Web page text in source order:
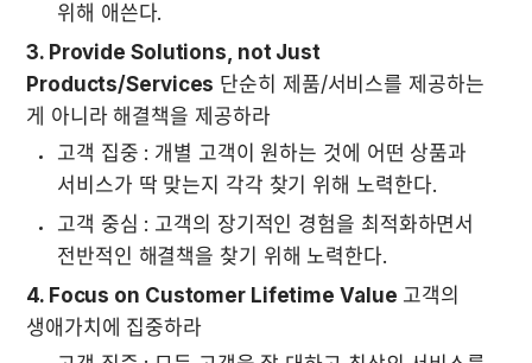
위해 애쓴다.
3. Provide Solutions, not Just
Products/Services 단순히 제품/서비스를 제공하는
게 아니라 해결책을 제공하라
고객 집중 : 개별 고객이 원하는 것에 어떤 상품과
서비스가 딱 맞는지 각각 찾기 위해 노력한다.
고객 중심 : 고객의 장기적인 경험을 최적화하면서
전반적인 해결책을 찾기 위해 노력한다.
4. Focus on Customer Lifetime Value 고객의
생애가치에 집중하라